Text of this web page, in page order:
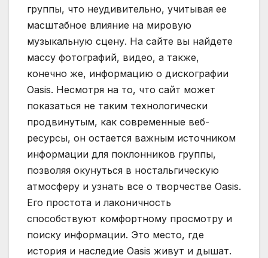
группы, что неудивительно, учитывая ее
масштабное влияние на мировую
музыкальную сцену. На сайте вы найдете
массу фотографий, видео, а также,
конечно же, информацию о дискографии
Oasis. Несмотря на то, что сайт может
показаться не таким технологически
продвинутым, как современные веб-
ресурсы, он остается важным источником
информации для поклонников группы,
позволяя окунуться в ностальгическую
атмосферу и узнать все о творчестве Oasis.
Его простота и лаконичность
способствуют комфортному просмотру и
поиску информации. Это место, где
история и наследие Oasis живут и дышат.